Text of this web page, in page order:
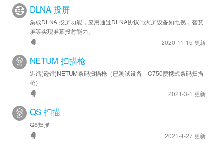
DLNA 投屏
集成DLNA 投屏功能，应用通过DLNA协议与大屏设备如电视，智慧
屏等实现屏幕投射能力。
2020-11-16 更新
NETUM 扫描枪
迅镭(逊镭)NETUM条码扫描枪（已测试设备：C750便携式条码扫描
枪）
2021-3-1 更新
QS 扫描
QS扫描
2021-4-27 更新